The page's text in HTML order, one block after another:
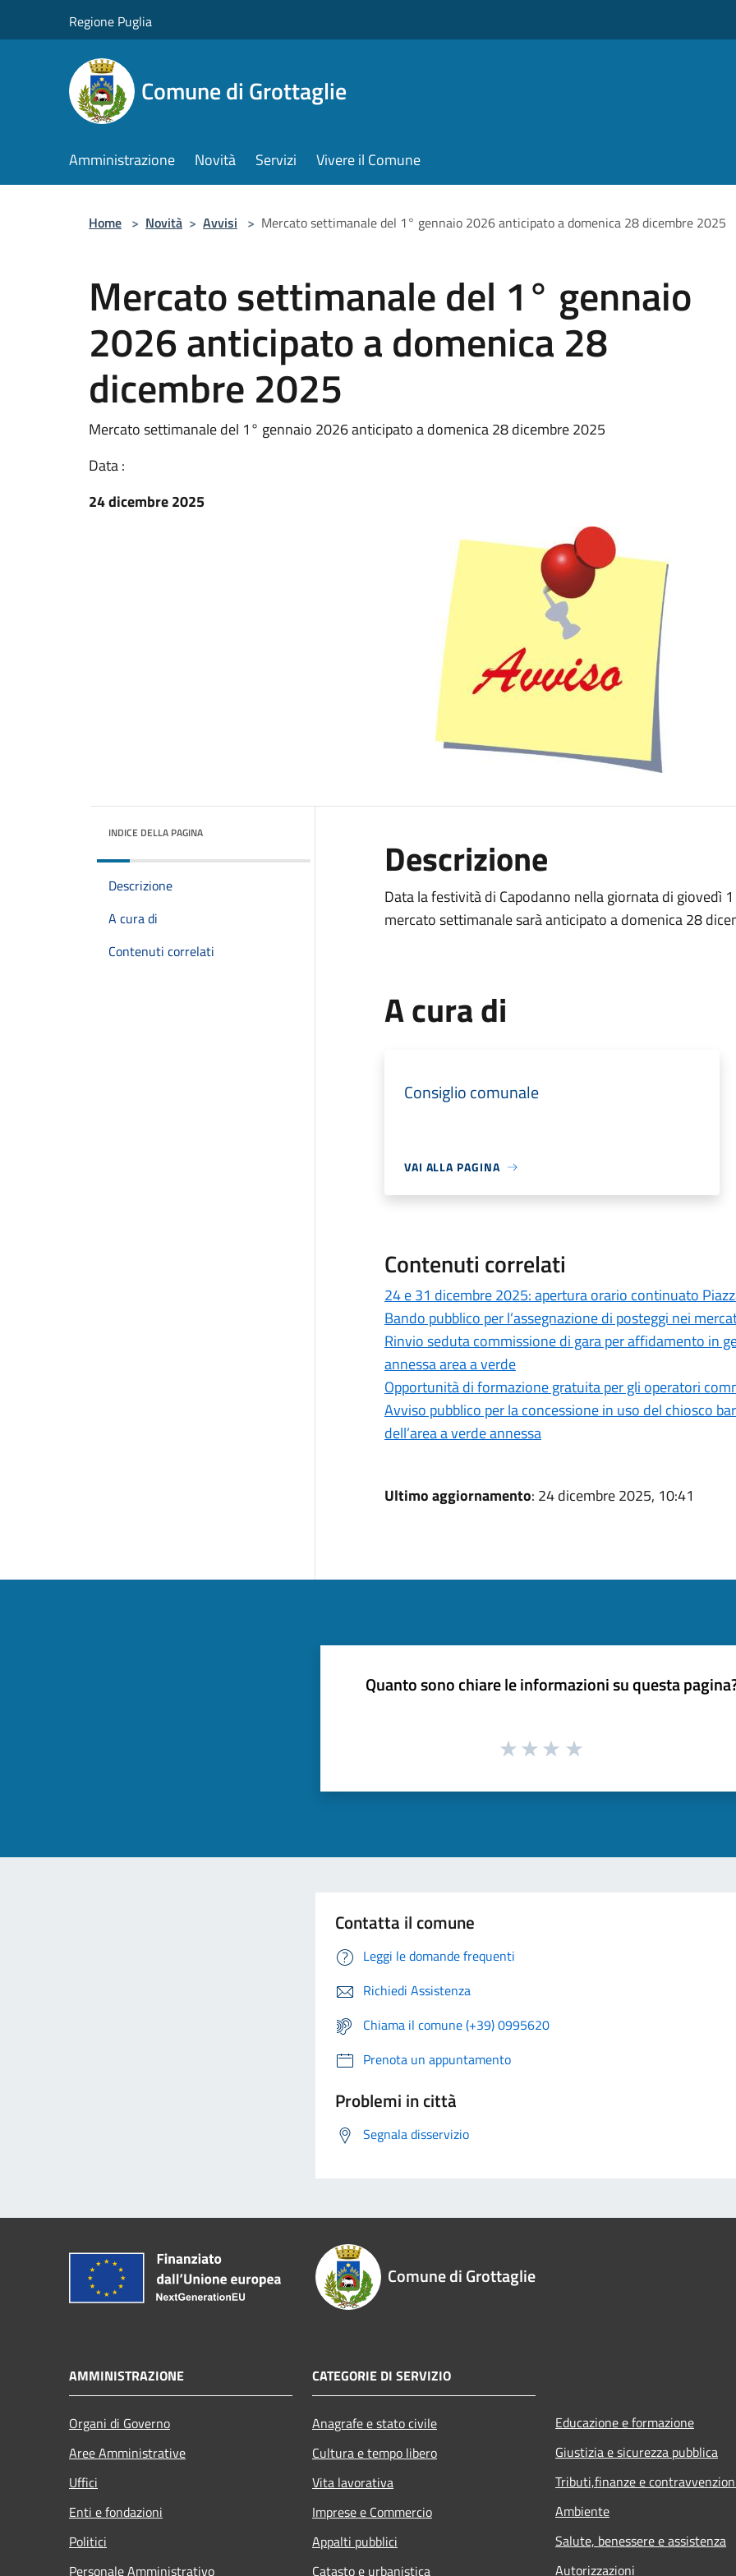
Regione Puglia
Comune di Grottaglie
Amministrazione Novità Servizi Vivere il Comune
Home > Novità > Avvisi > Mercato settimanale del 1° gennaio 2026 anticipato a domenica 28 dicembre 2025
Mercato settimanale del 1° gennaio
2026 anticipato a domenica 28
dicembre 2025
Mercato settimanale del 1° gennaio 2026 anticipato a domenica 28 dicembre 2025
Data :
24 dicembre 2025
INDICE DELLA PAGINA
Descrizione
A cura di
Contenuti correlati
Descrizione
Data la festività di Capodanno nella giornata di giovedì
mercato settimanale sarà anticipato a domenica 28
A cura di
Consiglio comunale
VAI ALLA PAGINA
Contenuti correlati
24 e 31 dicembre 2025: apertura orario continuato
Bando pubblico per l’assegnazione di posteggi nei
Rinvio seduta commissione di gara per affidamento in
annessa area a verde
Opportunità di formazione gratuita per gli operatori
Avviso pubblico per la concessione in uso del chiosco
dell’area a verde annessa
Ultimo aggiornamento: 24 dicembre 2025, 10:41
Quanto sono chiare le informazioni su questa
Contatta il comune
Leggi le domande frequenti
Richiedi Assistenza
Chiama il comune (+39) 0995620
Prenota un appuntamento
Problemi in città
Segnala disservizio
Comune di Grottaglie
AMMINISTRAZIONE
Organi di Governo
Aree Amministrative
Uffici
Enti e fondazioni
Politici
Personale Amministrativo
CATEGORIE DI SERVIZIO
Anagrafe e stato civile
Cultura e tempo libero
Vita lavorativa
Imprese e Commercio
Appalti pubblici
Catasto e urbanistica
Educazione e formazione
Giustizia e sicurezza pubblica
Tributi,finanze e
Ambiente
Salute, benessere e assistenza
Autorizzazioni